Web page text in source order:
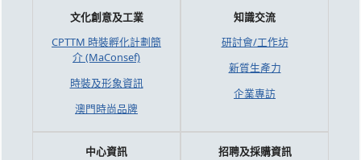
文化創意及工業
CPTTM 時裝孵化計劃簡
介 (MaConsef)
時裝及形象資訊
澳門時尚品牌
知識交流
研討會/工作坊
新質生產力
企業專訪
中心資訊
招聘及採購資訊